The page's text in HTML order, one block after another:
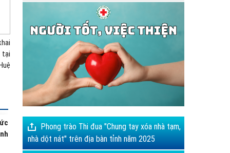
-
Phong trào Thi đua "Chung tay xóa nhà tạm,
nhà dột nát" trên địa bàn tỉnh năm 2025